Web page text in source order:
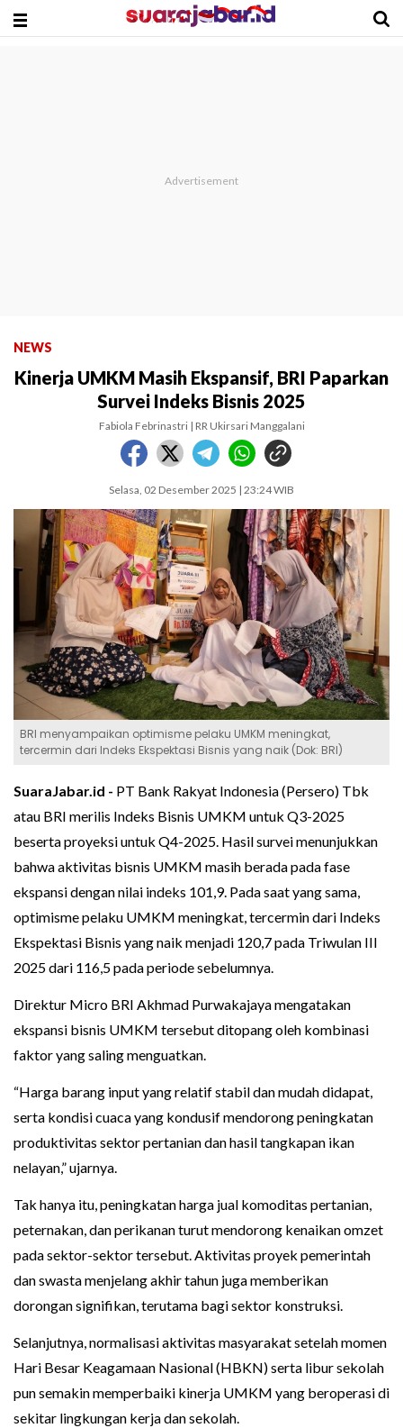
NEWS
Kinerja UMKM Masih Ekspansif, BRI Paparkan
Survei Indeks Bisnis 2025
Fabiola Febrinastri | RR Ukirsari Manggalani
Selasa, 02 Desember 2025 | 23:24 WIB
BRI menyampaikan optimisme pelaku UMKM meningkat,
tercermin dari Indeks Ekspektasi Bisnis yang naik (Dok: BRI)
SuaraJabar.id - PT Bank Rakyat Indonesia (Persero) Tbk
atau BRI merilis Indeks Bisnis UMKM untuk Q3-2025
beserta proyeksi untuk Q4-2025. Hasil survei menunjukkan
bahwa aktivitas bisnis UMKM masih berada pada fase
ekspansi dengan nilai indeks 101,9. Pada saat yang sama,
optimisme pelaku UMKM meningkat, tercermin dari Indeks
Ekspektasi Bisnis yang naik menjadi 120,7 pada Triwulan III
2025 dari 116,5 pada periode sebelumnya.
Direktur Micro BRI Akhmad Purwakajaya mengatakan
ekspansi bisnis UMKM tersebut ditopang oleh kombinasi
faktor yang saling menguatkan.
“Harga barang input yang relatif stabil dan mudah didapat,
serta kondisi cuaca yang kondusif mendorong peningkatan
produktivitas sektor pertanian dan hasil tangkapan ikan
nelayan,” ujarnya.
Tak hanya itu, peningkatan harga jual komoditas pertanian,
peternakan, dan perikanan turut mendorong kenaikan omzet
pada sektor-sektor tersebut. Aktivitas proyek pemerintah
dan swasta menjelang akhir tahun juga memberikan
dorongan signifikan, terutama bagi sektor konstruksi.
Selanjutnya, normalisasi aktivitas masyarakat setelah momen
Hari Besar Keagamaan Nasional (HBKN) serta libur sekolah
pun semakin memperbaiki kinerja UMKM yang beroperasi di
sekitar lingkungan kerja dan sekolah.